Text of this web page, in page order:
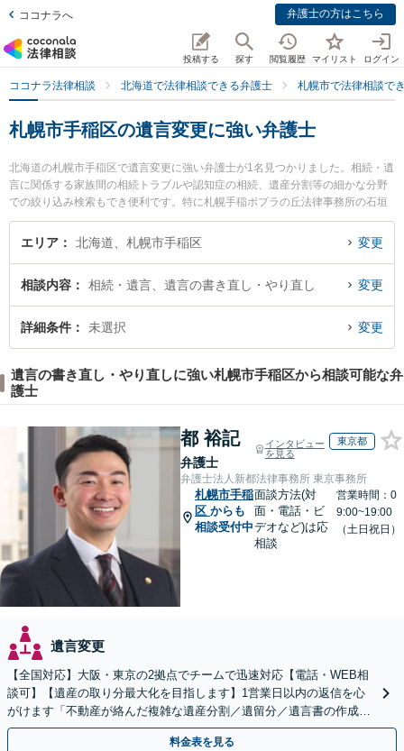
ココナラへ 弁護士の方はこちら
投稿する 探す 閲覧履歴 マイリスト ログイン
ココナラ法律相談 北海道で法律相談できる弁護士 札幌市で法律相談で
札幌市手稲区の遺言変更に強い弁護士
北海道の札幌市手稲区で遺言変更に強い弁護士が1名見つかりました。相続・遺
言に関係する家族間の相続トラブルや認知症の相続、遺産分割等の細かな分野
での絞り込み検索もでき便利です。特に札幌手稲ポプラの丘法律事務所の石垣
徹郎弁護士のプロフィール情報や弁護士費用、強みなどが注目されています。
『札幌市手稲区で土日や夜間に発生した遺言変更のトラブルを今すぐに弁護士
相談予約したい』などでお困りの相談者さんにおすすめです。
エリア 北海道、札幌市手稲区 変更
相談内容 相続・遺言、遺言の書き直し・やり直し 変更
詳細条件 未選択 変更
遺言の書き直し・やり直しに強い札幌市手稲区から相談可能な弁
護士
都 裕記
弁護士
インタビュー
を見る
東京都
弁護士法人新都法律事務所 東京事務所
札幌市手稲
区 からも
相談受付中
面談方法(対
面・電話・ビ
デオなど)は応
相談
営業時間：0
9:00~19:00
（土日祝日）
遺言変更
【全国対応】大阪・東京の2拠点でチームで迅速対応【電話・WEB相
談可】【遺産の取り分最大化を目指します】1営業日以内の返信を心
がけます「不動産が絡んだ複雑な遺産分割／遺留分／遺言書の作成・
執行／事業承継など、お任せください」【休日相談あり】
料金表を見る